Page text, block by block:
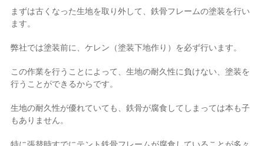
まずは古くなった生地を取り外して、鉄骨フレームの塗装を行い
ます。
弊社では塗装前に、ケレン（塗装下地作り）を必ず行います。
この作業を行うことによって、生地の耐久性に負けない、塗装を
行うことができるからです。
生地の耐久性が優れていても、鉄骨が腐食してしまっては本も子
もありません。